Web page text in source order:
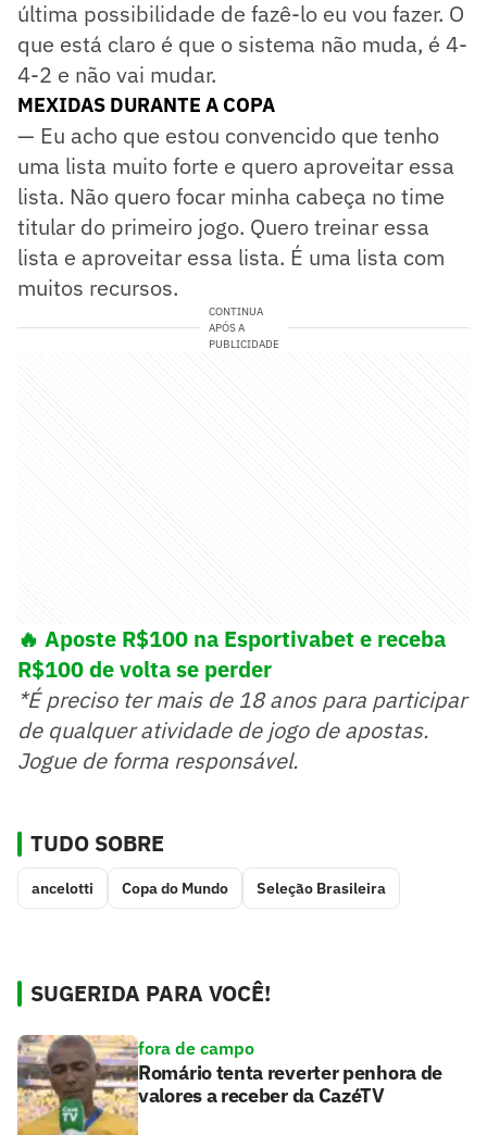
última possibilidade de fazê-lo eu vou fazer. O
que está claro é que o sistema não muda, é 4-
4-2 e não vai mudar.
MEXIDAS DURANTE A COPA
— Eu acho que estou convencido que tenho
uma lista muito forte e quero aproveitar essa
lista. Não quero focar minha cabeça no time
titular do primeiro jogo. Quero treinar essa
lista e aproveitar essa lista. É uma lista com
muitos recursos.
CONTINUA
APÓS A
PUBLICIDADE
🔥 Aposte R$100 na Esportivabet e receba
R$100 de volta se perder
*É preciso ter mais de 18 anos para participar
de qualquer atividade de jogo de apostas.
Jogue de forma responsável.
TUDO SOBRE
ancelotti Copa do Mundo Seleção Brasileira
SUGERIDA PARA VOCÊ!
fora de campo
Romário tenta reverter penhora de
valores a receber da CazéTV